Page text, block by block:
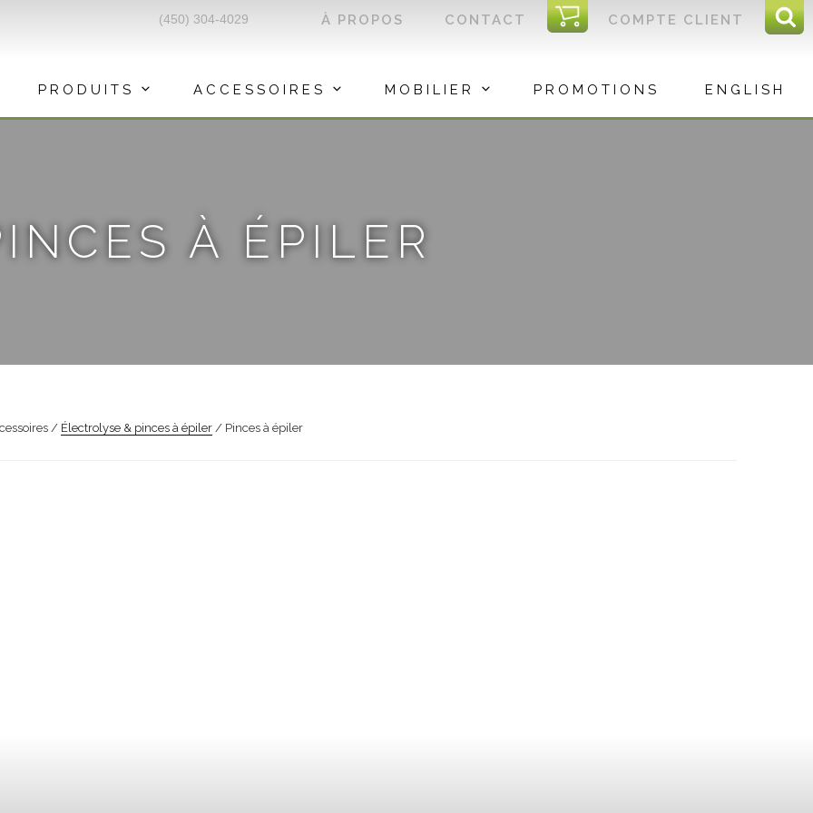
COMPTE CLIENT
I
C
CONTACT
À PROPOS
(450) 304-4029
PRODUITS ACCESSOIRES MOBILIER PROMOTIONS ENGLISH
À ÉPILER
/ Électrolyse & pinces à épiler / Pinces à épiler